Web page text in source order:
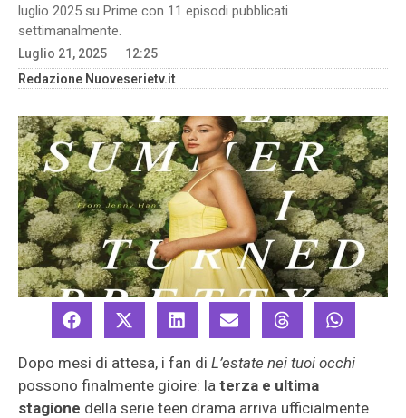
luglio 2025 su Prime con 11 episodi pubblicati
settimanalmente.
Luglio 21, 2025
12:25
Redazione Nuoveserietv.it
Dopo mesi di attesa, i fan di L’estate nei tuoi occhi
possono finalmente gioire: la terza e ultima
stagione della serie teen drama arriva ufficialmente